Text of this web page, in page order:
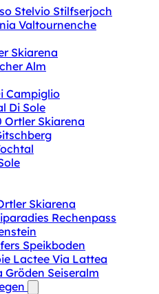
Stelvio Stilfserjoch
Valtournenche
Skiarena
Alm
Campiglio
Di Sole
Ortler Skiarena
Skiarena
Rechenpass
Speikboden
Lactee Via Lattea
Gröden Seiseralm